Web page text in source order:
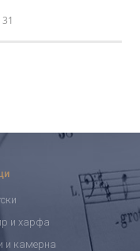
31
и харфа
и камерна